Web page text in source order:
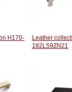
H170-
Leather
182LS9ZN21